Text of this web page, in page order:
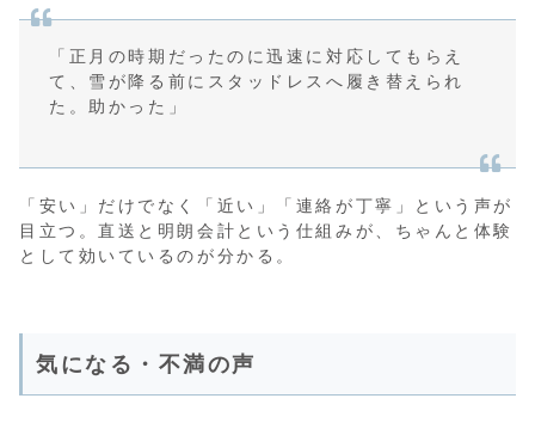
「正月の時期だったのに迅速に対応してもらえ
て、雪が降る前にスタッドレスへ履き替えられ
た。助かった」
「安い」だけでなく「近い」「連絡が丁寧」という声が
目立つ。直送と明朗会計という仕組みが、ちゃんと体験
として効いているのが分かる。
気になる・不満の声